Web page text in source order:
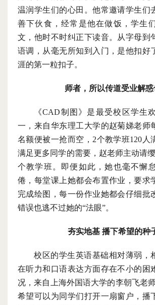
温润学生们的心田。他常邀请学生们
善下伙食，经常是他在做饭，学生
文，他时不时纠正下读音。从字母到
语调，从毫无所知到入门，是他扣好
涯的第一粒扣子。
师者，所以传道受业解惑
《CAD制图》是最受校区学生
一，来自华东理工大学的赵菊娣老师
名额便被一抢而空，2个教学班120人
满足更多同学的需要，赵老师主动请
个教学班。即便如此，她也毫不懈
倦，每堂课上她都会布置作业，要求
完成绘图，每一份作业她都会仔细批
错误也逃不过她的“法眼”。
夯实地基 播下希望的种
校区的学生英语基础相对薄弱，
在听力和口语表达方面存在不小的困
况，来自上海外国语大学的李朝飞老
希望可以为同学们打开一扇窗户，播